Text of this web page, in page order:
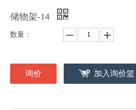
储物架-14
数量：
询价 加入询价篮